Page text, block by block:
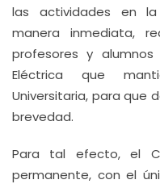
las actividades en la
manera inmediata,
profesores y
Eléctrica que
Universitaria, para que
brevedad.
Para tal efecto, el
permanente, con el